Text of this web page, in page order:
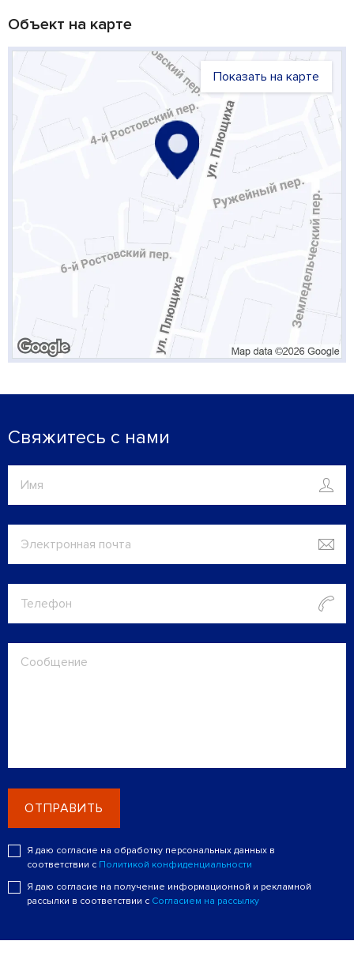
Объект на карте
Показать на карте
Свяжитесь с нами
ОТПРАВИТЬ
Я даю согласие на обработку персональных данных в
соответствии с Политикой конфиденциальности
Я даю согласие на получение информационной и рекламной
рассылки в соответствии с Согласием на рассылку